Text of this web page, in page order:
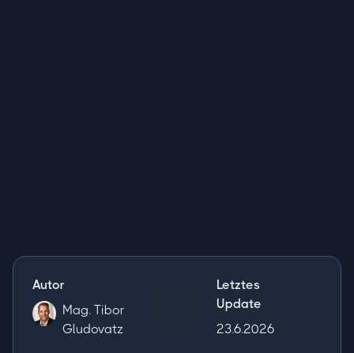
Autor
Mag. Tibor
Gludovatz
Letztes
Update
23.6.2026